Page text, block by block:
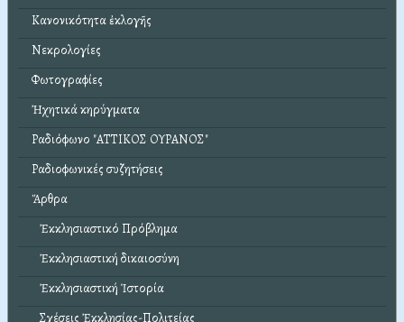
Κανονικότητα ἐκλογῆς
Νεκρολογίες
Φωτογραφίες
Ἠχητικά κηρύγματα
Ραδιόφωνο "ΑΤΤΙΚΟΣ ΟΥΡΑΝΟΣ"
Ραδιοφωνικές συζητήσεις
Ἄρθρα
Ἐκκλησιαστικό Πρόβλημα
Ἐκκλησιαστική δικαιοσύνη
Ἐκκλησιαστική Ἱστορία
Σχέσεις Ἐκκλησίας-Πολιτείας